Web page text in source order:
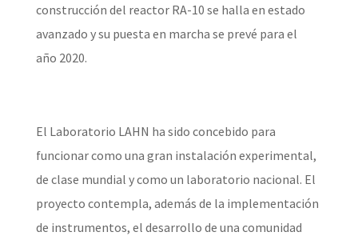
construcción del reactor RA-10 se halla en estado
avanzado y su puesta en marcha se prevé para el
año 2020.
El Laboratorio LAHN ha sido concebido para
funcionar como una gran instalación experimental,
de clase mundial y como un laboratorio nacional. El
proyecto contempla, además de la implementación
de instrumentos, el desarrollo de una comunidad